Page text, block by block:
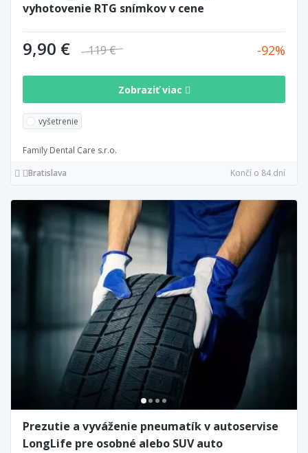
vyhotovenie RTG snímkov v cene
9,90 € 119 € 92
Zobraziť viac
vyšetrenie
Family Dental Care s.r.o.
Bratislava
Končí o 84 dní
Prezutie a vyváženie pneumatík v autoservise
LongLife pre osobné alebo SUV auto